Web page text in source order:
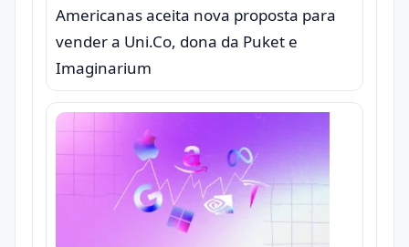
Americanas aceita nova proposta para
vender a Uni.Co, dona da Puket e
Imaginarium